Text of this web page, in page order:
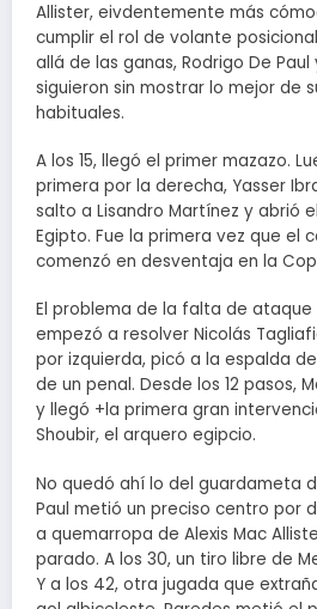
Allister, eivdentemente más
cumplir el rol de volante
allá de las ganas, Rodrigo De Paul
siguieron sin mostrar lo mejor de
habituales.
A los 15, llegó el primer mazazo.
primera por la derecha, Yasser
salto a Lisandro Martínez y abrió
Egipto. Fue la primera vez que el
comenzó en desventaja en la
El problema de la falta de ataque
empezó a resolver Nicolás
por izquierda, picó a la espalda
de un penal. Desde los 12 pasos,
y llegó +la primera gran
Shoubir, el arquero egipcio.
No quedó ahí lo del guardameta
Paul metió un preciso centro por
a quemarropa de Alexis Mac
parado. A los 30, un tiro libre de
Y a los 42, otra jugada que